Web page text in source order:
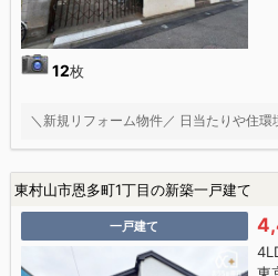
12枚
＼新規リフォーム物件／ 日当たりや住環
東村山市恩多町1丁目の新築一戸建て
一戸建て